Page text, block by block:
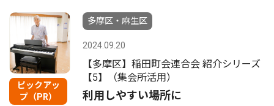
ピックアッ
プ（PR）
多摩区・麻生区
2024.09.20
【多摩区】稲田町会連合会 紹介シリーズ
【5】（集会所活用）
利用しやすい場所に